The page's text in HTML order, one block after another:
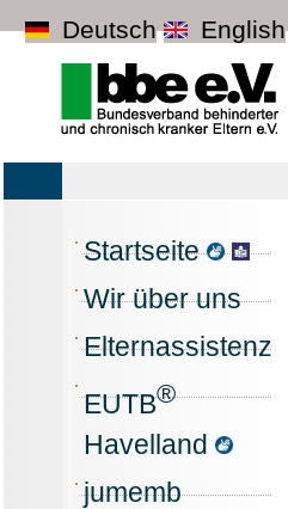
Deutsch English
Startseite
Wir über uns
Elternassistenz
EUTB®
Havelland
jumemb